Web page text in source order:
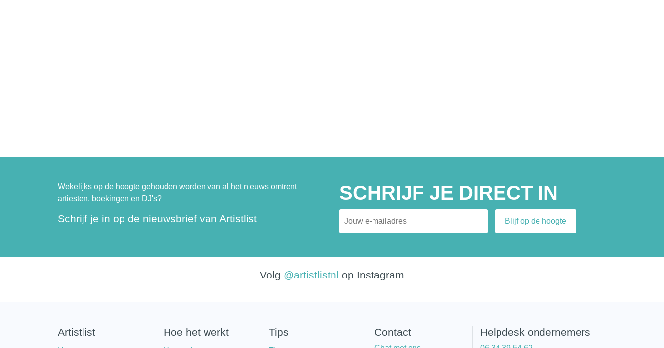
Wekelijks op de hoogte gehouden worden van al het nieuws omtrent
artiesten, boekingen en DJ's?
Schrijf je in op de nieuwsbrief van Artistlist
SCHRIJF JE DIRECT IN
Volg @artistlistnl op Instagram
Artistlist Hoe het werkt Tips Contact Helpdesk ondernemers